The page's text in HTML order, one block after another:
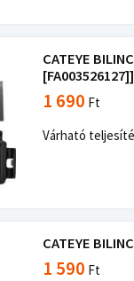
CATEYE
[FA003526127]]
1 690 Ft
Várható
CATEYE
1 590 Ft